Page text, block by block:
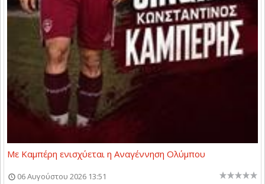
Με Καμπέρη ενισχύεται η Αναγέννηση Ολύμπου
06 Αυγούστου 2026 13:51